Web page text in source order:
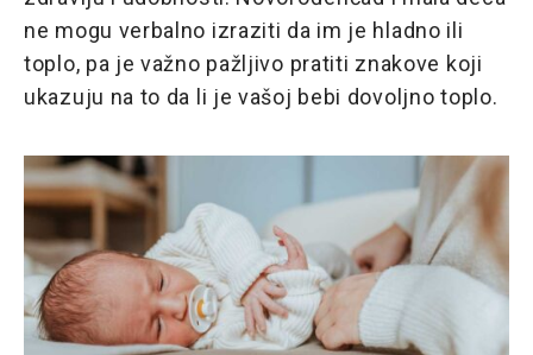
ne mogu verbalno izraziti da im je hladno ili
toplo, pa je važno pažljivo pratiti znakove koji
ukazuju na to da li je vašoj bebi dovoljno toplo.